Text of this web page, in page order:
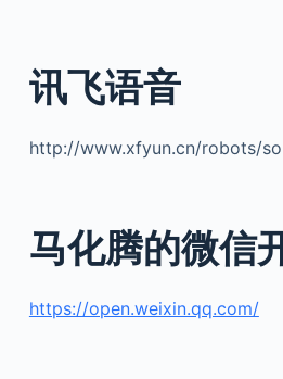
讯飞语音
http://www.xfyun.cn/robots/
马化腾的微信
https://open.weixin.qq.com/